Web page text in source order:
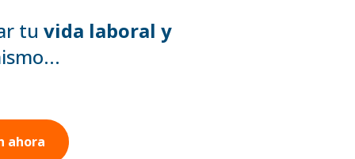
tu vida laboral y
ahora